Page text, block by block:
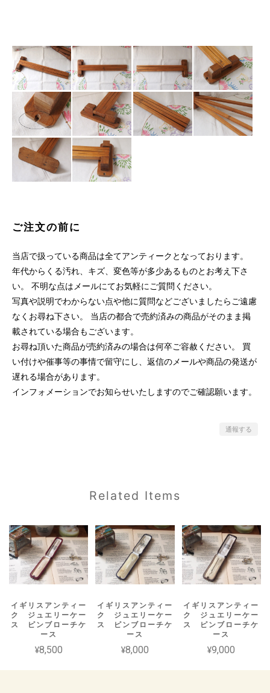
ご注文の前に
当店で扱っている商品は全てアンティークとなっております。
年代からくる汚れ、キズ、変色等が多少あるものとお考え下さ
い。 不明な点はメールにてお気軽にご質問ください。
写真や説明でわからない点や他に質問などございましたらご遠慮
なくお尋ね下さい。 当店の都合で売約済みの商品がそのまま掲
載されている場合もございます。
お尋ね頂いた商品が売約済みの場合は何卒ご容赦ください。 買
い付けや催事等の事情で留守にし、返信のメールや商品の発送が
遅れる場合があります。
インフォメーションでお知らせいたしますのでご確認願います。
通報する
Related Items
イギリスアンティー
ク ジュエリーケー
ス ピンブローチケ
ース
¥8,500
イギリスアンティー
ク ジュエリーケー
ス ピンブローチケ
ース
¥8,000
イギリスアンティー
ク ジュエリーケー
ス ピンブローチケ
ース
¥9,000